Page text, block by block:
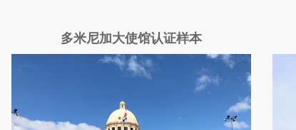
多米尼加大使馆认证样本